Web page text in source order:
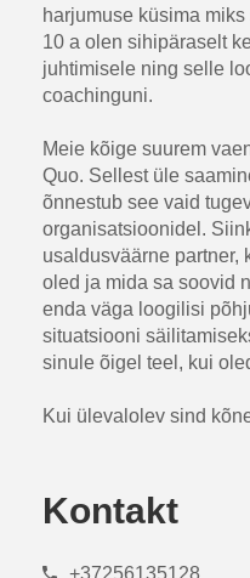
harjumuse küsima
10 a olen sihipäraselt
juhtimisele ning selle
coachinguni.
Meie kõige suurem
Quo. Sellest üle
õnnestub see vaid
organisatsioonidel.
usaldusväärne partner,
oled ja mida sa soovid
enda väga loogilisi
situatsiooni
sinule õigel teel, kui
Kui ülevalolev sind
Kontakt
+37256135128